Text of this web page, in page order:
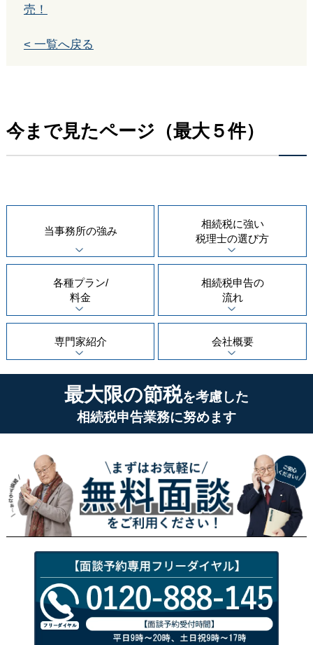
売！
< 一覧へ戻る
今まで見たページ（最大５件）
当事務所の強み
相続税に強い
税理士の選び方
各種プラン/
料金
相続税申告の
流れ
専門家紹介 会社概要
最大限の節税を考慮した
相続税申告業務に努めます